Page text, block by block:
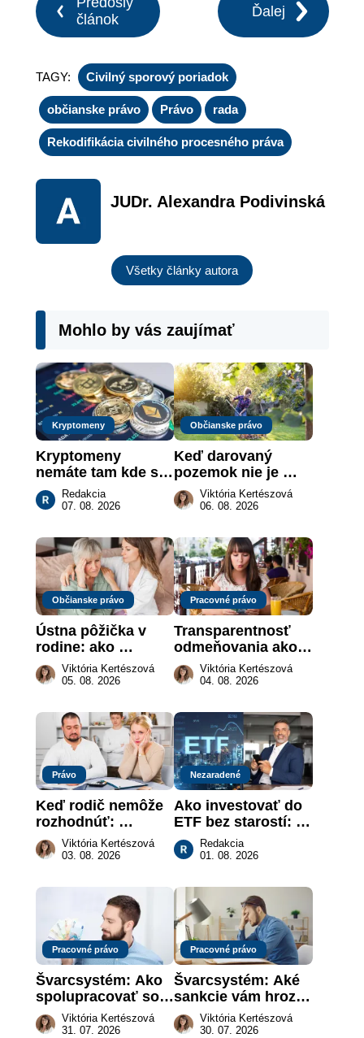
článok
Ďalej
TAGY: Civilný sporový poriadok
občianske právo Právo rada
Rekodifikácia civilného procesného práva
JUDr. Alexandra Podivinská
Všetky články autora
Mohlo by vás zaujímať
Kryptomeny
Kryptomeny
nemáte tam kde si
myslíte: Viete, kde
sa naozaj
Redakcia
07. 08. 2026
Občianske právo
Keď darovaný
pozemok nie je
„hotová vec“: kedy
môže darca žiadať
Viktória Kertészová
06. 08. 2026
Občianske právo
Ústna pôžička v
rodine: ako
vymôcť peniaze,
keď na papieri nie
Viktória Kertészová
05. 08. 2026
Pracovné právo
Transparentnosť
odmeňovania ako
právna povinnosť:
revolúcia na
práce
Viktória Kertészová
04. 08. 2026
Právo
Keď rodič nemôže
rozhodnúť:
nahradenie prejavu
vôle súdom v
Viktória Kertészová
03. 08. 2026
Nezaradené
Ako investovať do
ETF bez starostí:
Investičné plány,
ktoré urobia prácu
Redakcia
01. 08. 2026
Pracovné právo
Švarcsystém: Ako
spolupracovať so
živnostníkom
legálne a bez
Viktória Kertészová
31. 07. 2026
Pracovné právo
Švarcsystém: Aké
sankcie vám hrozia
a prečo nestačí
zaplatiť pokutu?
Viktória Kertészová
30. 07. 2026